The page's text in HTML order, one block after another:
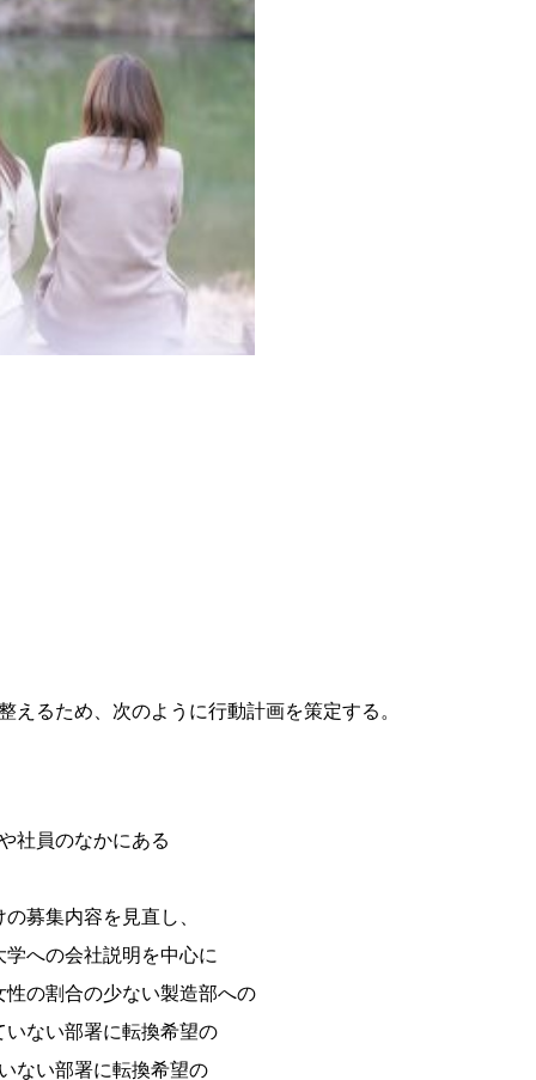
るため、次のように行動計画を策定する。
社員のなかにある
集内容を見直し、
への会社説明を中心に
の割合の少ない製造部への
ない部署に転換希望の
ない部署に転換希望の